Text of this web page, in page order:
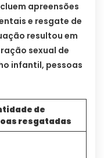
apreensões
e resgate de
resultou em
sexual de
infantil, pessoas
de
resgatadas